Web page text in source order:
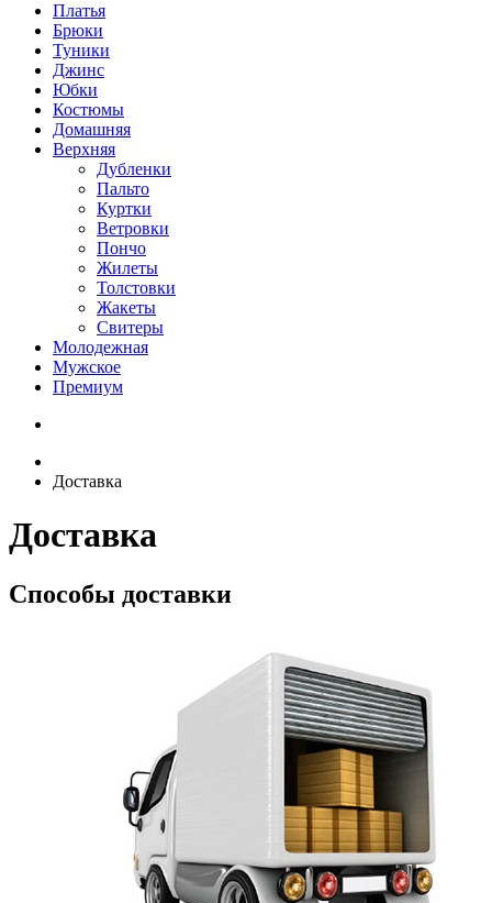
Платья
Брюки
Туники
Джинс
Юбки
Костюмы
Домашняя
Верхняя
Дубленки
Пальто
Куртки
Ветровки
Пончо
Жилеты
Толстовки
Жакеты
Свитеры
Молодежная
Мужское
Премиум
Доставка
Доставка
Способы доставки